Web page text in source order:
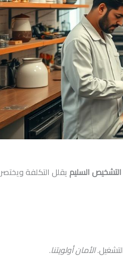
التشخيص السليم يقلل التكلفة ويختصر
الأمان أولويتنا.